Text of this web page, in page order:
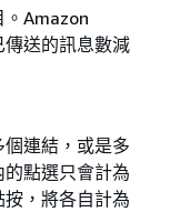
Amazon
送的訊息數減
連結，或是多
點選只會計為
，將各自計為